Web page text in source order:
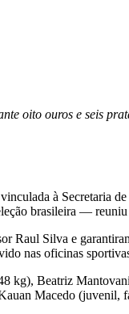
oito ouros e seis
à Secretaria
brasileira — reuniu
Raul Silva e
nas oficinas
kg), Beatriz
Macedo